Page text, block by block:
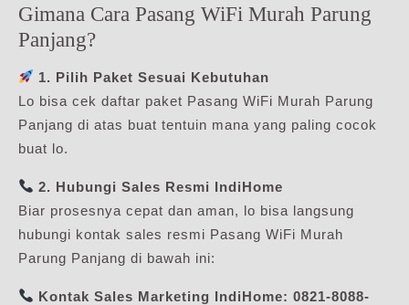
Gimana Cara Pasang WiFi Murah Parung
Panjang?
1. Pilih Paket Sesuai Kebutuhan
Lo bisa cek daftar paket Pasang WiFi Murah Parung
Panjang di atas buat tentuin mana yang paling cocok
buat lo.
2. Hubungi Sales Resmi IndiHome
Biar prosesnya cepat dan aman, lo bisa langsung
hubungi kontak sales resmi Pasang WiFi Murah
Parung Panjang di bawah ini:
Kontak Sales Marketing IndiHome: 0821-8088-